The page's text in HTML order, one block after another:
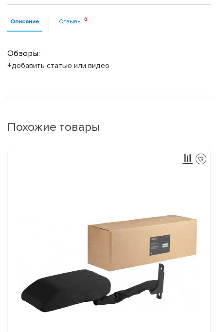
Описание Отзывы
Обзоры:
+добавить статью или видео
Похожие товары